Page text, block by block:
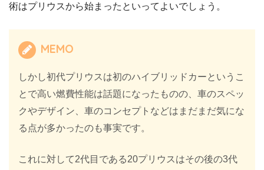
術はプリウスから始まったといってよいでしょう。
MEMO
しかし初代プリウスは初のハイブリッドカーというこ
とで高い燃費性能は話題になったものの、車のスペッ
クやデザイン、車のコンセプトなどはまだまだ気にな
る点が多かったのも事実です。
これに対して2代目である20プリウスはその後の3代